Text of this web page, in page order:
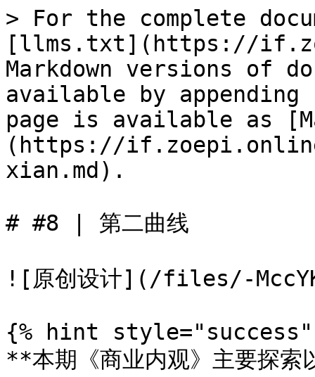
> For the complete
[llms.txt](https://
Markdown versions of
available by
page is available as
(https://
xian.md).
# #8 | 第二曲线
![原创设计](/files/-
{% hint style="success"
**本期《商业内观》主要探索